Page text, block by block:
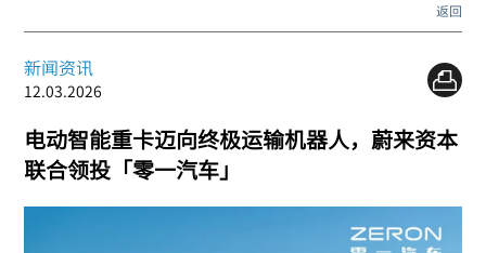
返回
新闻资讯
12.03.2026
电动智能重卡迈向终极运输机器人，蔚来资本
联合领投「零一汽车」